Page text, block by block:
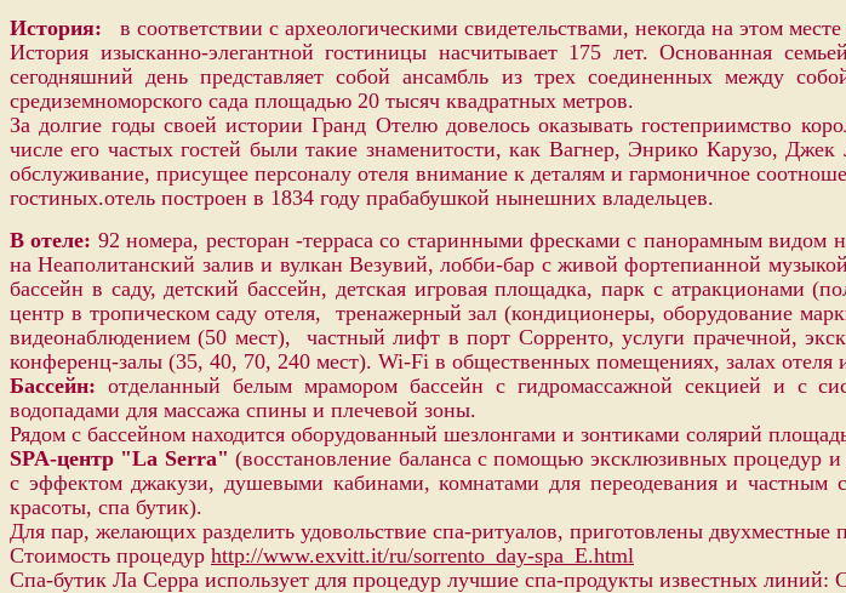
История:
в соответствии с археологическими свидетельствами, некогда на этом
История изысканно-элегантной гостиницы насчитывает 175 лет. Основанная
сегодняшний день представляет собой ансамбль из трех соединенных между
средиземноморского сада площадью 20 тысяч квадратных метров.
За долгие годы своей истории Гранд Отелю довелось оказывать гостеприимство
числе его частых гостей были такие знаменитости, как Вагнер, Энрико Карузо,
обслуживание, присущее персоналу отеля внимание к деталям и гармоничное
гостиных.отель построен в 1834 году прабабушкой нынешних владельцев.
В отеле: 92номера, ресторан -терраса со старинными фресками с панорамным видом
на Неаполитанский залив и вулкан Везувий, лобби-бар с живой фортепианной
бассейн в саду, детский бассейн, детская игровая площадка, парк с атракционами
центр в тропическом саду отеля, тренажерный зал (кондиционеры, оборудование
видеонаблюдением (50 мест), частный лифт в порт Сорренто, услуги прачечной,
конференц-залы (35, 40, 70, 240 мест). Wi-Fi в общественных помещениях, залах отеля
Бассейн: отделанный белым мрамором бассейн с гидромассажной секцией и с
водопадами для массажа спины и плечевой зоны.
Рядом с бассейном находится оборудованный шезлонгами и зонтиками солярий
SPA-центр "La Serra" (восстановление баланса с помощью эксклюзивных процедур
с эффектом джакузи, душевыми кабинами, комнатами для переодевания и частным
красоты, спа бутик).
Для пар, желающих разделить удовольствие спа-ритуалов, приготовлены двухместные
Стоимость процедур http://www.exvitt.it/ru/sorrento_day-spa_E.html
Спа-бутик Ла Серра использует для процедур лучшие спа-продукты известных линий: